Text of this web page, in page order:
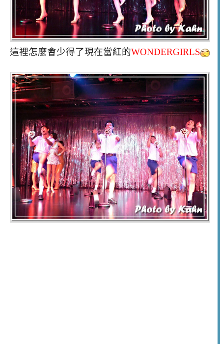
這裡怎麼會少得了現在當紅的WONDERGIRLS